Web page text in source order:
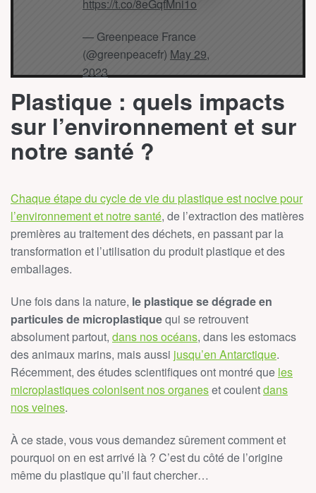
https://t.co/8eGqfMni1o
— Greenpeace France
(@greenpeacefr) May 29,
2023
Plastique : quels impacts
sur l’environnement et sur
notre santé ?
Chaque étape du cycle de vie du plastique est nocive pour
l’environnement et notre santé, de l’extraction des matières
premières au traitement des déchets, en passant par la
transformation et l’utilisation du produit plastique et des
emballages.
Une fois dans la nature, le plastique se dégrade en
particules de microplastiquequi se retrouvent
absolument partout, dans nos océans, dans les estomacs
des animaux marins, mais aussi jusqu’en Antarctique.
Récemment, des études scientifiques ont montré que les
microplastiques colonisent nos organeset coulentdans
nos veines.
À ce stade, vous vous demandez sûrement comment et
pourquoi on en est arrivé là ? C’est du côté de l’origine
même du plastique qu’il faut chercher…